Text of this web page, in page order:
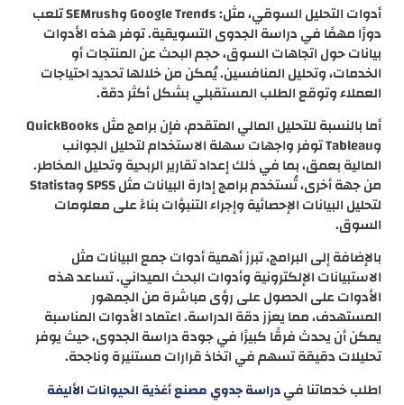
أدوات التحليل السوقي، مثل: Google Trends وSEMrush تلعب
دورًا مهمًا في دراسة الجدوى التسويقية. توفر هذه الأدوات
بيانات حول اتجاهات السوق، حجم البحث عن المنتجات أو
الخدمات، وتحليل المنافسين. يُمكن من خلالها تحديد احتياجات
العملاء وتوقع الطلب المستقبلي بشكل أكثر دقة.
أما بالنسبة للتحليل المالي المتقدم، فإن برامج مثل QuickBooks
وTableau توفر واجهات سهلة الاستخدام لتحليل الجوانب
المالية بعمق، بما في ذلك إعداد تقارير الربحية وتحليل المخاطر.
من جهة أخرى، تُستخدم برامج إدارة البيانات مثل SPSS وStatista
لتحليل البيانات الإحصائية وإجراء التنبؤات بناءً على معلومات
السوق.
بالإضافة إلى البرامج، تبرز أهمية أدوات جمع البيانات مثل
الاستبيانات الإلكترونية وأدوات البحث الميداني. تساعد هذه
الأدوات على الحصول على رؤى مباشرة من الجمهور
المستهدف، مما يعزز دقة الدراسة. اعتماد الأدوات المناسبة
يمكن أن يحدث فرقًا كبيرًا في جودة دراسة الجدوى، حيث يوفر
تحليلات دقيقة تسهم في اتخاذ قرارات مستنيرة وناجحة.
اطلب خدماتنا فيدراسة جدوي مصنع أغذية الحيوانات الأليفة